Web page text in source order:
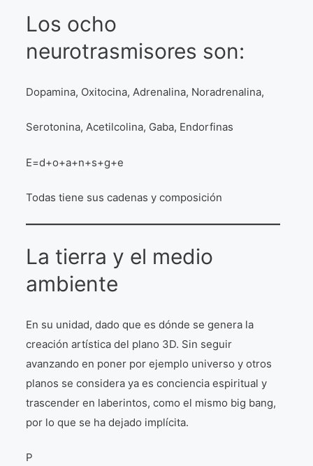
Los ocho
neurotrasmisores son:
Dopamina, Oxitocina, Adrenalina, Noradrenalina,
Serotonina, Acetilcolina, Gaba, Endorfinas
E=d+o+a+n+s+g+e
Todas tiene sus cadenas y composición
La tierra y el medio
ambiente
En su unidad, dado que es dónde se genera la
creación artística del plano 3D. Sin seguir
avanzando en poner por ejemplo universo y otros
planos se considera ya es conciencia espiritual y
trascender en laberintos, como el mismo big bang,
por lo que se ha dejado implícita.
P